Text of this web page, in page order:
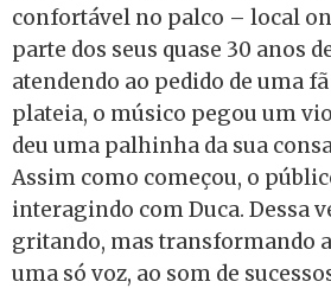
confortável no palco – local
parte dos seus quase 30 anos
atendendo ao pedido de uma
plateia, o músico pegou um
deu uma palhinha da sua
Assim como começou, o
interagindo com Duca. Dessa
gritando, mas transformando
uma só voz, ao som de